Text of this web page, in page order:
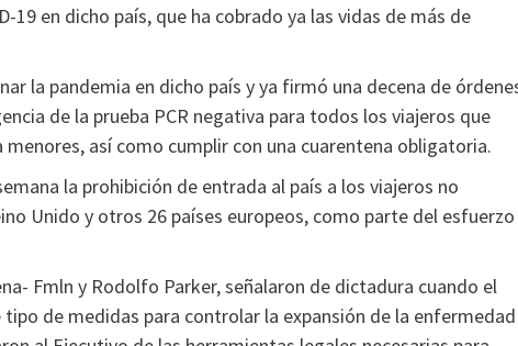
19 en dicho país, que ha cobrado ya las vidas de más de
la pandemia en dicho país y ya firmó una decena de
de la prueba PCR negativa para todos los viajeros que
así como cumplir con una cuarentena obligatoria.
la prohibición de entrada al país a los viajeros no
Unido y otros 26 países europeos, como parte del esfuerzo
Fmln y Rodolfo Parker, señalaron de dictadura cuando el
de medidas para controlar la expansión de la enfermedad